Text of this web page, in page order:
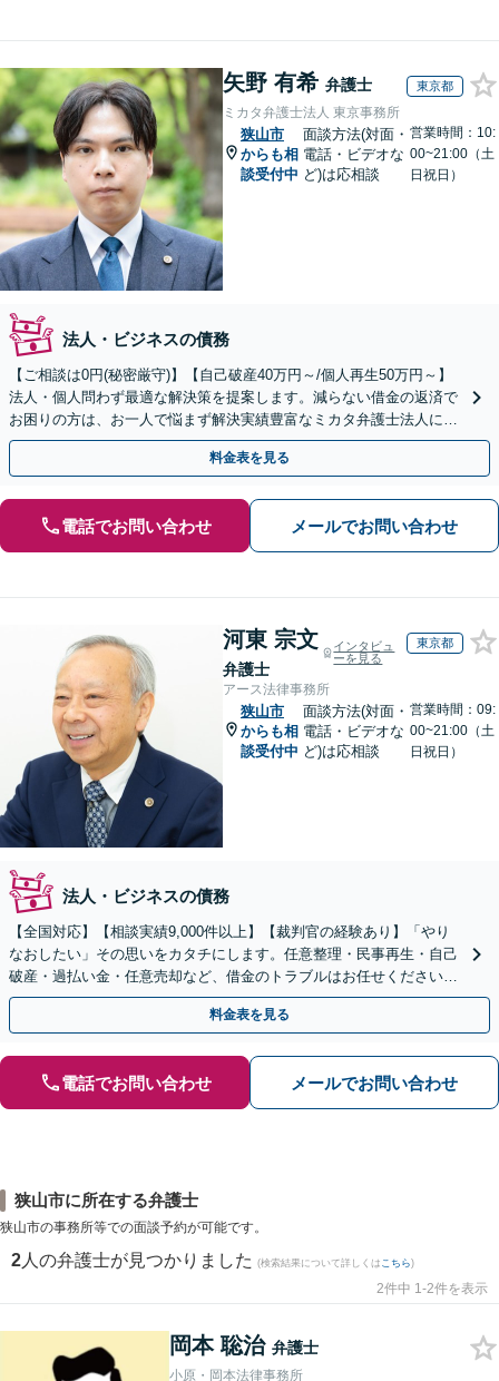
矢野 有希 弁護士 東京都
ミカタ弁護士法人 東京事務所
狭山市
からも相
談受付中
面談方法(対面・
電話・ビデオな
ど)は応相談
営業時間：10:
00~21:00（土
日祝日）
法人・ビジネスの債務
【ご相談は0円(秘密厳守)】【自己破産40万円～/個人再生50万円～】
法人・個人問わず最適な解決策を提案します。減らない借金の返済で
お困りの方は、お一人で悩まず解決実績豊富なミカタ弁護士法人にご
相談ください。
料金表を見る
電話でお問い合わせ メールでお問い合わせ
河東 宗文
弁護士
インタビュ
ーを見る
東京都
アース法律事務所
狭山市
からも相
談受付中
面談方法(対面・
電話・ビデオな
ど)は応相談
営業時間：09:
00~21:00（土
日祝日）
法人・ビジネスの債務
【全国対応】【相談実績9,000件以上】【裁判官の経験あり】「やり
なおしたい」その思いをカタチにします。任意整理・民事再生・自己
破産・過払い金・任意売却など、借金のトラブルはお任せください。
【初回相談無料】【全国対応可能】
料金表を見る
電話でお問い合わせ メールでお問い合わせ
狭山市に所在する弁護士
狭山市の事務所等での面談予約が可能です。
2 人の弁護士が見つかりました (検索結果について詳しくは こちら)
2件中 1-2件を表示
岡本 聡治 弁護士
小原・岡本法律事務所